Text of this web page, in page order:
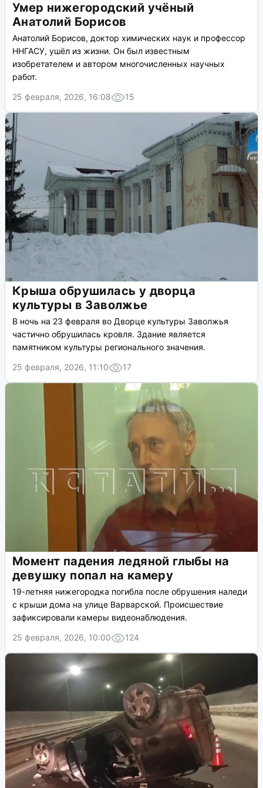
Умер нижегородский учёный
Анатолий Борисов
Анатолий Борисов, доктор химических наук и профессор
ННГАСУ, ушёл из жизни. Он был известным
изобретателем и автором многочисленных научных
работ.
25 февраля, 2026, 16:08
15
Крыша обрушилась у дворца
культуры в Заволжье
В ночь на 23 февраля во Дворце культуры Заволжья
частично обрушилась кровля. Здание является
памятником культуры регионального значения.
25 февраля, 2026, 11:10
17
Момент падения ледяной глыбы на
девушку попал на камеру
19-летняя нижегородка погибла после обрушения наледи
с крыши дома на улице Варварской. Происшествие
зафиксировали камеры видеонаблюдения.
25 февраля, 2026, 10:00
124